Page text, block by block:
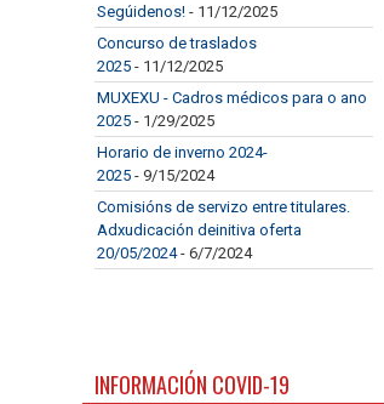
Segúidenos! - 11/12/2025
Concurso de traslados
2025 - 11/12/2025
MUXEXU - Cadros médicos para o ano
2025 - 1/29/2025
Horario de inverno 2024-
2025 - 9/15/2024
Comisións de servizo entre titulares.
Adxudicación deinitiva oferta
20/05/2024- 6/7/2024
INFORMACIÓN COVID-19